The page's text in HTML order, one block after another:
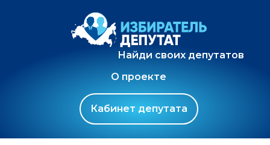
Найди своих депутатов
О проекте
Кабинет депутата